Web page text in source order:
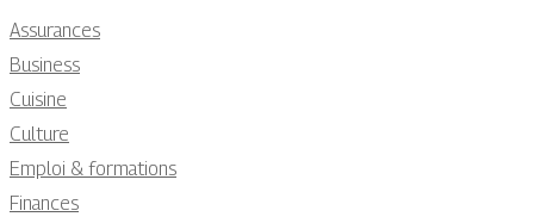
Assurances
Business
Cuisine
Culture
Emploi & formations
Finances